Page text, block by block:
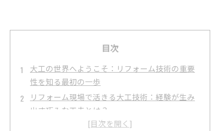
目次
大工の世界へようこそ：リフォーム技術の重要
性を知る最初の一歩
リフォーム現場で活きる大工技術：経験が生み
出す巧みな工夫とは？
現場のリアルを語る：大工が直面するリフォー